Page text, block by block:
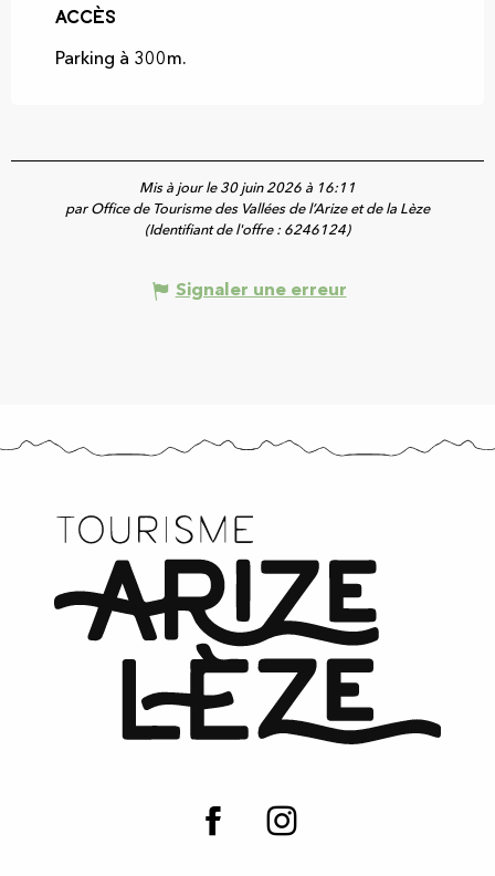
Accès
Accès
Parking à 300m.
Mis à jour le 30 juin 2026 à 16:11
par Office de Tourisme des Vallées de l’Arize et de la Lèze
(Identifiant de l'offre : 6246124)
Signaler une erreur